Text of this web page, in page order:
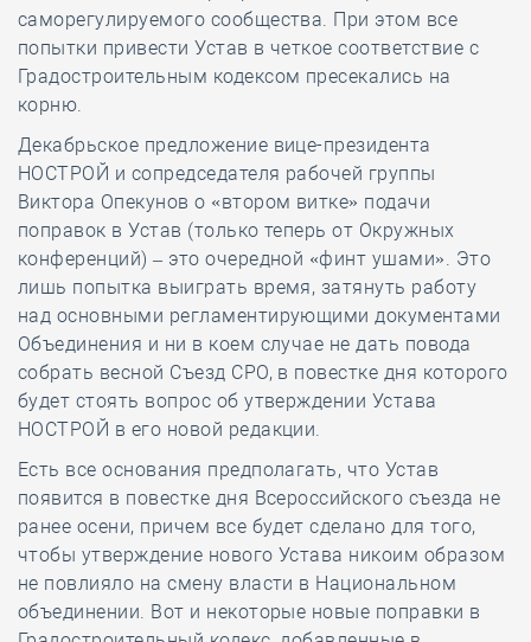
саморегулируемого сообщества. При этом все
попытки привести Устав в четкое соответствие с
Градостроительным кодексом пресекались на
корню.
Декабрьское предложение вице-президента
НОСТРОЙ и сопредседателя рабочей группы
Виктора Опекунов о «втором витке» подачи
поправок в Устав (только теперь от Окружных
конференций) – это очередной «финт ушами». Это
лишь попытка выиграть время, затянуть работу
над основными регламентирующими документами
Объединения и ни в коем случае не дать повода
собрать весной Съезд СРО, в повестке дня которого
будет стоять вопрос об утверждении Устава
НОСТРОЙ в его новой редакции.
Есть все основания предполагать, что Устав
появится в повестке дня Всероссийского съезда не
ранее осени, причем все будет сделано для того,
чтобы утверждение нового Устава никоим образом
не повлияло на смену власти в Национальном
объединении. Вот и некоторые новые поправки в